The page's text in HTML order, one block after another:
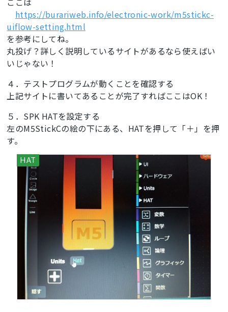
https://burariweb.info/electronic-work/m5stickc-
uiflow-setting.html
を参考にしてね。
丸投げ？詳しく説明しているサイトがあるなら使えばい
いじゃない！
４．テストプログラムが動くことを確認する
上記サイトに書いてあることが完了すればここはOK！
５．SPK HATを設定する
左のM5StickCの絵の下にある、HATを押して「＋」を押
す。